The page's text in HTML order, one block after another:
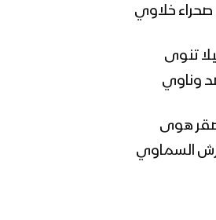
الطرف | عيسى الليث – 1442هـ
خلاوي
تنوى
وناوي
هوى
السماوي